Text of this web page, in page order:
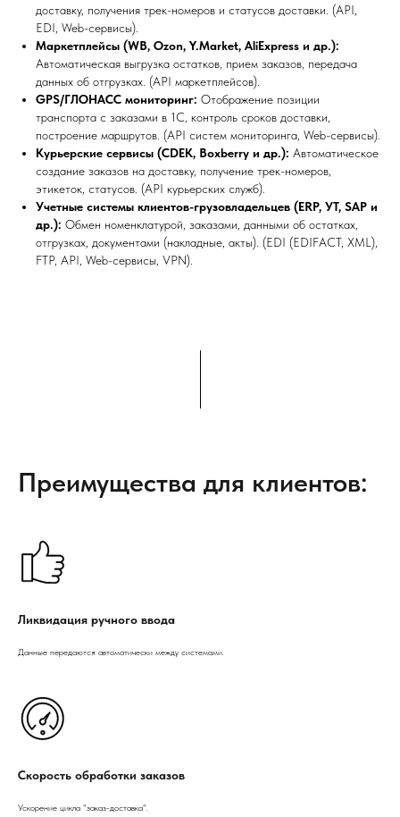
доставку, получения трек-номеров и статусов доставки. (API,
EDI, Web-сервисы).
Маркетплейсы (WB, Ozon, Y.Market, AliExpress и др.):
Автоматическая выгрузка остатков, прием заказов, передача
данных об отгрузках. (API маркетплейсов).
GPS/ГЛОНАСС мониторинг: Отображение позиции
транспорта с заказами в 1С, контроль сроков доставки,
построение маршрутов. (API систем мониторинга, Web-сервисы).
Курьерские сервисы (CDEK, Boxberry и др.): Автоматическое
создание заказов на доставку, получение трек-номеров,
этикеток, статусов. (API курьерских служб).
Учетные системы клиентов-грузовладельцев (ERP, УТ, SAP и
др.): Обмен номенклатурой, заказами, данными об остатках,
отгрузках, документами (накладные, акты). (EDI (EDIFACT, XML),
FTP, API, Web-сервисы, VPN).
Преимущества для клиентов:
Ликвидация ручного ввода
Данные передаются автоматически между системами.
Скорость обработки заказов
Ускорение цикла "заказ-доставка".